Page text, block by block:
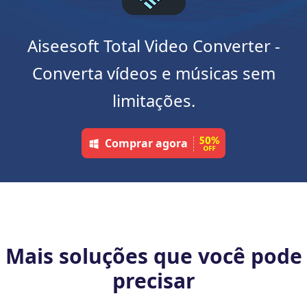
Aiseesoft Total Video Converter -
Converta vídeos e músicas sem
limitações.
Comprar agora
Mais soluções que você pode
precisar